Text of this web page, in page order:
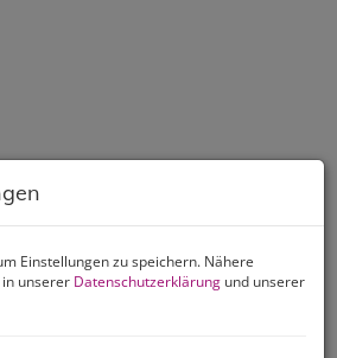
Einstellungen zu speichern. Nähere
unserer Datenschutzerklärung und unserer